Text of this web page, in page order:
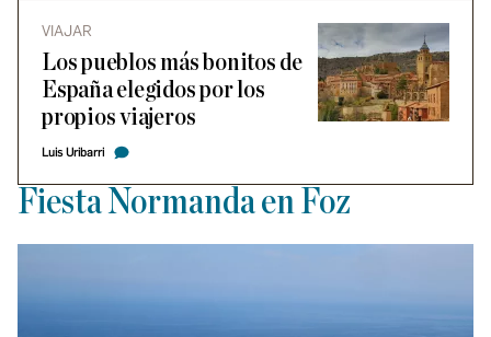
VIAJAR
Los pueblos más bonitos de
España elegidos por los
propios viajeros
Luis Uribarri
Fiesta Normanda en Foz